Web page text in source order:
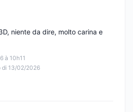
à 10h11
di 13/02/2026
niente da dire, molto carina e